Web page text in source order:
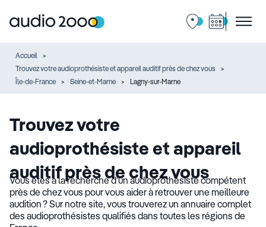
Accueil
Trouvez votre audioprothésiste et appareil auditif près de chez vous
Île-de-France
Seine-et-Marne Lagny-sur-Marne
Trouvez votre
audioprothésiste et appareil
auditif près de chez vous
Vous êtes à la recherche d’un audioprothésiste compétent
près de chez vous pour vous aider à retrouver une meilleure
audition ? Sur notre site, vous trouverez un annuaire complet
des audioprothésistes qualifiés dans toutes les régions de